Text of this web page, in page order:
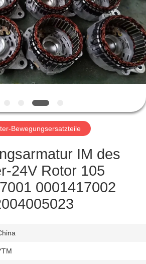
Bewegungsersatzteile
IM des
24V Rotor 105
0001417002